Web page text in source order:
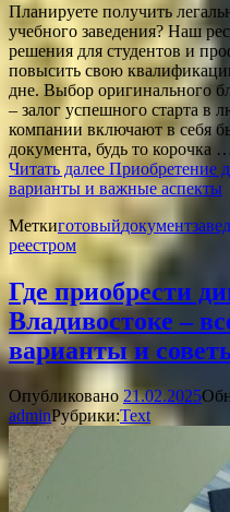
Планируете получить
учебного заведения? Наш
решения для студентов и
повысить свою
дне. Выбор оригинального
– залог успешного старта в
компании включают в себя
документа, будь то корочка …
Читать далее Приобретение
варианты и важные аспекты
Меткиготовыйдокумент
реестром
Где приобрести
Владивостоке –
варианты и
Опубликовано 21.02.2025
adminРубрики:Text